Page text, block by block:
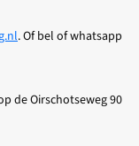
. Of bel of whatsapp
de Oirschotseweg 90